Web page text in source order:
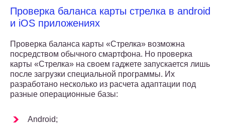
Проверка баланса карты стрелка в android
и iOS приложениях
Проверка баланса карты «Стрелка» возможна
посредством обычного смартфона. Но проверка
карты «Стрелка» на своем гаджете запускается лишь
после загрузки специальной программы. Их
разработано несколько из расчета адаптации под
разные операционные базы:
Android;